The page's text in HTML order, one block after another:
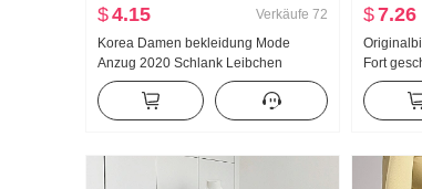
$4.15 Verkäufe 72
Korea Damen bekleidung Mode
Anzug 2020 Schlank Leibchen
Strickjacke Zweiteiliges Set T-Shirt
Top Damen
$7.26
Fort
Schleife
Hemd